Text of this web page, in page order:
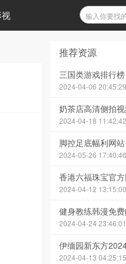
推荐资源
三国类游戏排行榜
2024-04-06 20:45:29
奶茶店高清侧拍
2024-04-18 11:42:42
脚控足底幅利网站
2024-05-26 17:40:46
香港六福珠宝官
2024-04-12 13:15:00
健身教练韩漫免
2024-04-24 23:46:01
伊缅园新东方
2024-04-13 04:25:15